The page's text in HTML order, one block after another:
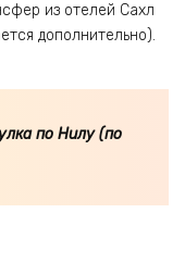
из отелей Сахл
дополнительно).
по Нилу (по